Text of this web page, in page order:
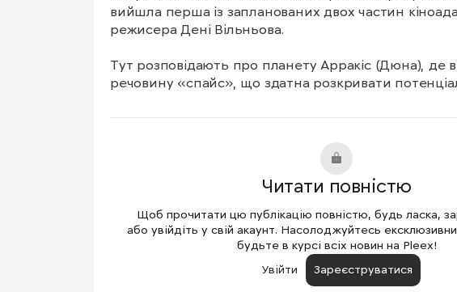
вийшла перша із запланованих двох частин
режисера Дені Вільньова.
Тут розповідають про планету Арракіс (Дюна), де
речовину «спайс», що здатна розкривати
У ролях – Тімоті Шаламе («Вонка»), Зендея
Читати повністю
Щоб прочитати цю публікацію повністю, будь ласка,
або увійдіть у свій акаунт. Насолоджуйтесь
будьте в курсі всіх новин на Pleex!
Увійти
Зареєструватися